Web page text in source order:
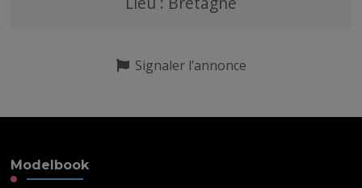
Signaler l’annonce
Modelbook